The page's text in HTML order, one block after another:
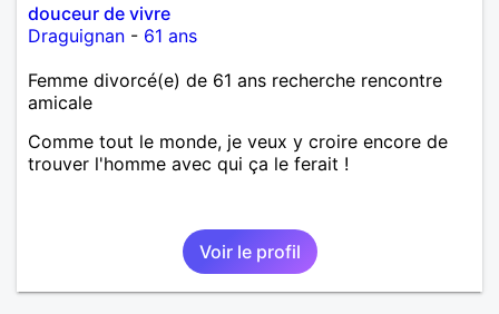
douceur de vivre
Draguignan - 61 ans
Femme divorcé(e) de 61 ans recherche rencontre
amicale
Comme tout le monde, je veux y croire encore de
trouver l'homme avec qui ça le ferait !
Voir le profil